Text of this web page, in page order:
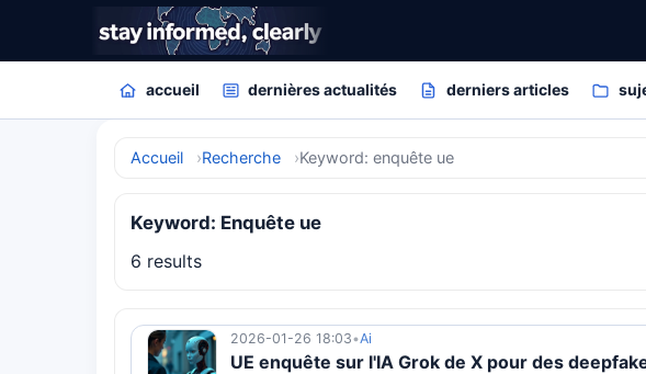
accueil dernières actualités derniers articles
Accueil Recherche Keyword: enquête ue
Keyword: Enquête ue
6 results
2026-01-26 18:03•Ai
UE enquête sur l'IA Grok de X pour des